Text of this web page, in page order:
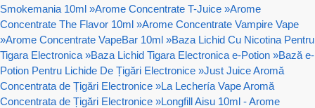
Smokemania 10ml »Arome Concentrate T-Juice »Arome
Concentrate The Flavor 10ml »Arome Concentrate Vampire Vape
»Arome Concentrate VapeBar 10ml »Baza Lichid Cu Nicotina Pentru
Tigara Electronica »Baza Lichid Tigara Electronica e-Potion »Bază e-
Potion Pentru Lichide De Țigări Electronice »Just Juice Aromă
Concentrata de Țigări Electronice »La Lechería Vape Aromă
Concentrata de Țigări Electronice »Longfill Aisu 10ml - Arome